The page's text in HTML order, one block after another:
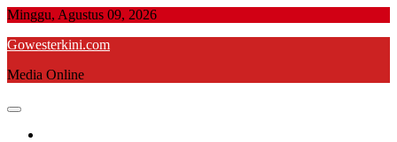
Skip
content
Minggu, Agustus 09, 2026
Gowesterkini.com
Media Online